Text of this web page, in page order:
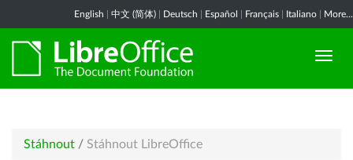
English 中文 (简体) Deutsch Español Français Italiano More...
Stáhnout / Stáhnout LibreOffice